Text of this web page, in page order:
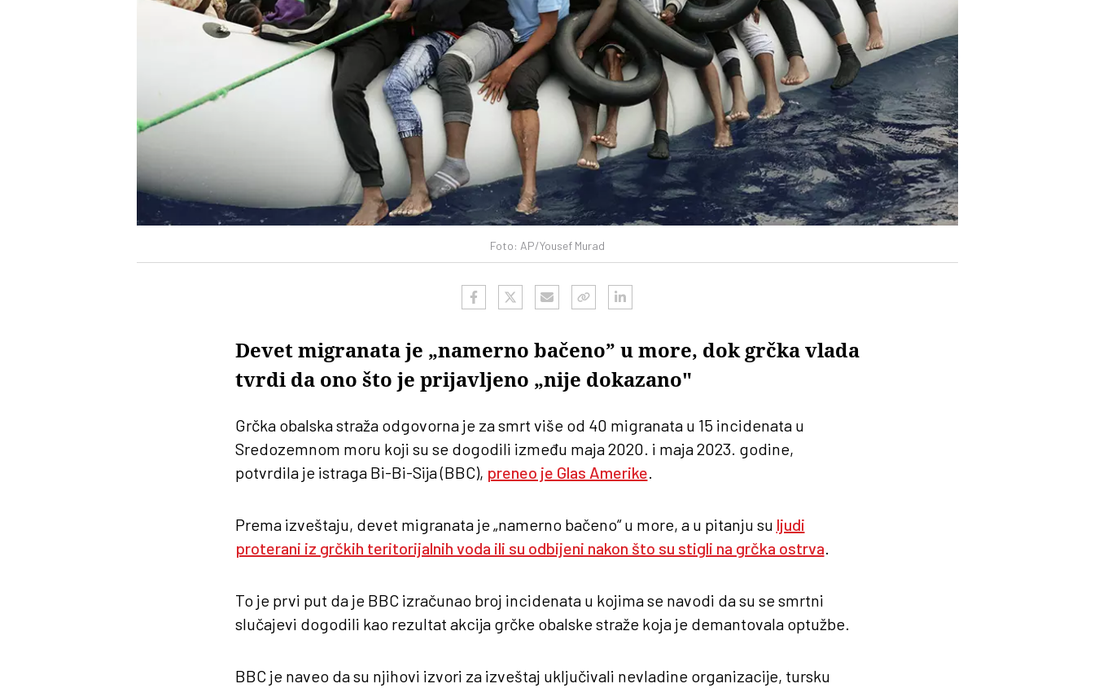
Foto: AP/Yousef Murad
Devet migranata je „namerno bačeno” u more, dok grčka vlada
tvrdi da ono što je prijavljeno „nije dokazano"
Grčka obalska straža odgovorna je za smrt više od 40 migranata u 15 incidenata u
Sredozemnom moru koji su se dogodili između maja 2020. i maja 2023. godine,
potvrdila je istraga Bi-Bi-Sija (BBC), preneo je Glas Amerike
Prema izveštaju, devet migranata je „namerno bačeno“ u more, a u pitanju su ljudi
proterani iz grčkih teritorijalnih voda ili su odbijeni nakon što su stigli na grčka ostrva
To je prvi put da je BBC izračunao broj incidenata u kojima se navodi da su se smrtni
slučajevi dogodili kao rezultat akcija grčke obalske straže koja je demantovala optužbe.
BBC je naveo da su njihovi izvori za izveštaj uključivali nevladine organizacije, tursku